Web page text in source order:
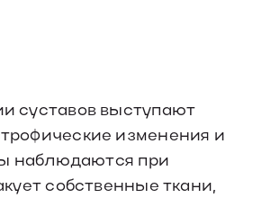
суставов выступают
изменения и
наблюдаются при
собственные ткани,